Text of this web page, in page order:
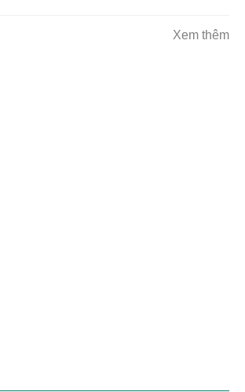
Xem thêm